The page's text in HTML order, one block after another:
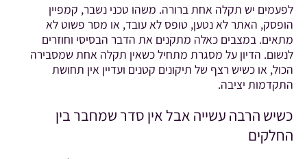
לפעמים יש תקלה אחת ברורה. משהו טכני נשבר, קמפיין
הופסק, האתר לא נטען, טופס לא עובד, או מסר פשוט לא
מתאים. במצבים כאלה מתקנים את הדבר הבסיסי וחוזרים
לנשום. הדיון על מסגרת מתחיל כשאין תקלה אחת שמסבירה
הכול, או כשיש רצף של תיקונים קטנים ועדיין אין תחושת
התקדמות יציבה.
כשיש הרבה עשייה אבל אין סדר שמחבר בין
החלקים